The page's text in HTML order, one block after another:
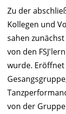
Zu der
Kollegen und
sahen
von den
wurde.
von der